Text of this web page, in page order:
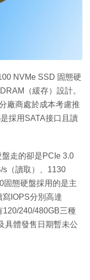
NVMe SSD 固態硬
（緩存）設計。
廠商處於成本考慮推
採用SATA接口且讀
走的卻是PCIe 3.0
s（讀取）、1130
固態硬盤採用的是主
IOPS分別高達
240/480GB三種
具體發售日期暫未公